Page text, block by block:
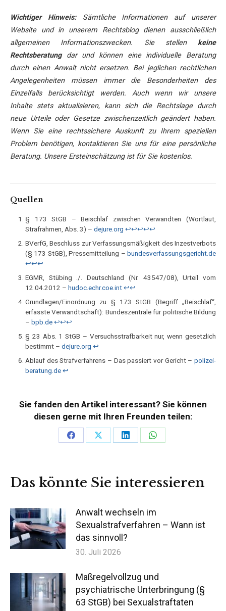
Wichtiger Hinweis:Sämtliche Informationen auf unserer
Website und in unserem Rechtsblog dienen ausschließlich
allgemeinen Informationszwecken. Sie stellen keine
Rechtsberatungdar und können eine individuelle Beratung
durch einen Anwalt nicht ersetzen. Bei jeglichen rechtlichen
Angelegenheiten müssen immer die Besonderheiten des
Einzelfalls berücksichtigt werden. Auch wenn wir unsere
Inhalte stets aktualisieren, kann sich die Rechtslage durch
neue Urteile oder Gesetze zwischenzeitlich geändert haben.
Wenn Sie eine rechtssichere Auskunft zu Ihrem speziellen
Problem benötigen, kontaktieren Sie uns für eine persönliche
Beratung. Unsere Ersteinschätzung ist für Sie kostenlos.
Quellen
§ 173 StGB – Beischlaf zwischen Verwandten (Wortlaut,
Strafrahmen, Abs. 3) – dejure.org ↩︎↩︎↩︎↩︎↩︎
BVerfG, Beschluss zur Verfassungsmäßigkeit des Inzestverbots
(§ 173 StGB), Pressemitteilung – bundesverfassungsgericht.de
↩︎↩︎↩︎
EGMR, Stübing ./. Deutschland (Nr. 43547/08), Urteil vom
12.04.2012 – hudoc.echr.coe.int↩︎↩︎
Grundlagen/Einordnung zu § 173 StGB (Begriff „Beischlaf“,
erfasste Verwandtschaft): Bundeszentrale für politische Bildung
– bpb.de↩︎↩︎↩︎
§ 23 Abs. 1 StGB – Versuchsstrafbarkeit nur, wenn gesetzlich
bestimmt – dejure.org ↩︎
Ablauf des Strafverfahrens – Das passiert vor Gericht – polizei-
beratung.de↩︎
Sie fanden den Artikel interessant? Sie können
diesen gerne mit Ihren Freunden teilen:
Teilen
Teilen
Teilen
Teilen
Das könnte Sie interessieren
Anwalt wechseln im
Sexualstrafverfahren – Wann ist
das sinnvoll?
30. Juli 2026
Maßregelvollzug und
psychiatrische Unterbringung (§
63 StGB) bei Sexualstraftaten